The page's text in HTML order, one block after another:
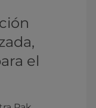
el